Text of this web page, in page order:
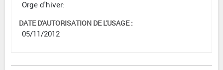
Orge d'hiver:
DATE D'AUTORISATION DE L'USAGE :
05/11/2012